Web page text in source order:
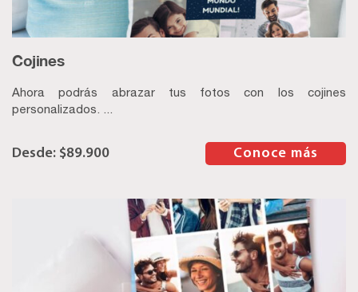
Cojines
Ahora podrás abrazar tus fotos con los cojines
personalizados. ...
$89.900 Conoce más